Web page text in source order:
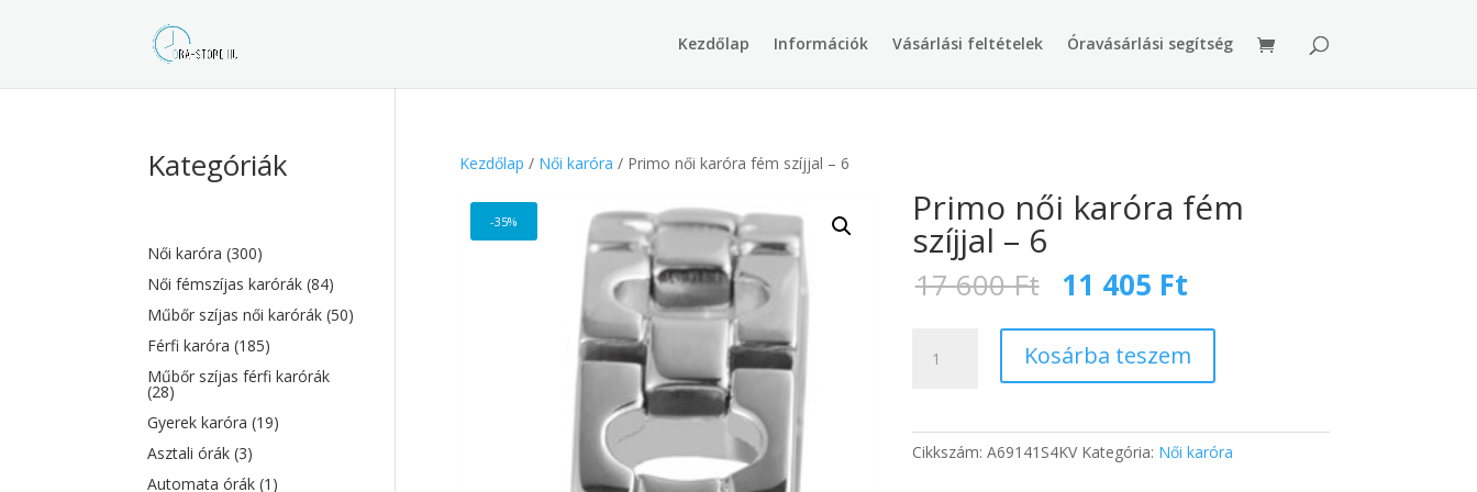
Kezdőlap Információk Vásárlási feltételek Óravásárlási segítség
search
Kezdőlap / Női karóra / Primo női karóra fém szíjjal – 6
-35% Primo női karóra fém
szíjjal – 6
17 600Ft Original
price
was:
17
600 Ft.
11 405 Ft
is:
11
405 Ft.
szíjjal
Kosárba teszem
Cikkszám: A69141S4KV Kategória: Női karóra
Kategóriák
Női karóra(300)
Női fémszíjas karórák(84)
Műbőr szíjas női karórák(50)
Férfi karóra(185)
Műbőr szíjas férfi karórák
(28)
Gyerek karóra(19)
Asztali órák(3)
Automata órák(1)